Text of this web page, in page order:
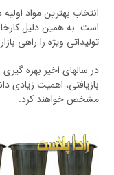
انتخاب بهترین مواد
است. به همین دلیل
تولیداتی ویژه را راهی
در سالهای اخیر بهره
بازیافتی، اهمیت زیادی
مشخص خواهند کرد.